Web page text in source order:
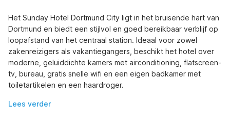
Het Sunday Hotel Dortmund City ligt in het bruisende hart van
Dortmund en biedt een stijlvol en goed bereikbaar verblijf op
loopafstand van het centraal station. Ideaal voor zowel
zakenreizigers als vakantiegangers, beschikt het hotel over
moderne, geluiddichte kamers met airconditioning, flatscreen-
tv, bureau, gratis snelle wifi en een eigen badkamer met
toiletartikelen en een haardroger.
Lees verder